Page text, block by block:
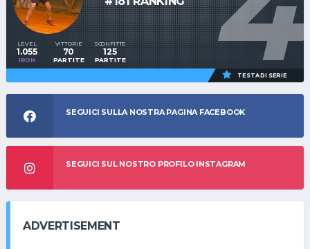
LEVEL
1.055
IRON
VITTORIE
70
PARTITE
SCONFITTE
125
PARTITE
TESTA DI SERIE
SEGUICI SULLA NOSTRA PAGINA FACEBOOK
SEGUICI SUL NOSTRO PROFILO INSTAGRAM
ADVERTISEMENT